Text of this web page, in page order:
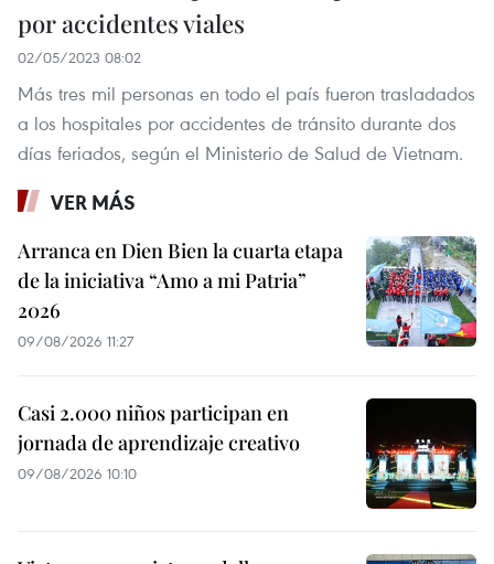
por accidentes viales
02/05/2023 08:02
Más tres mil personas en todo el país fueron trasladados
a los hospitales por accidentes de tránsito durante dos
días feriados, según el Ministerio de Salud de Vietnam.
VER MÁS
Arranca en Dien Bien la cuarta etapa
de la iniciativa “Amo a mi Patria”
2026
09/08/2026 11:27
Casi 2.000 niños participan en
jornada de aprendizaje creativo
09/08/2026 10:10